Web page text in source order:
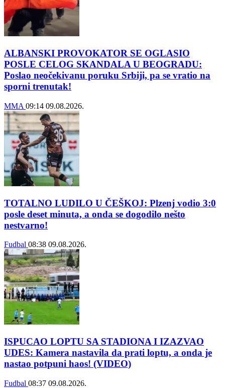
ALBANSKI PROVOKATOR SE OGLASIO
POSLE CELOG SKANDALA U BEOGRADU:
Poslao neočekivanu poruku Srbiji, pa se vratio na
sporni trenutak!
MMA 09:14 09.08.2026.
TOTALNO LUDILO U ČEŠKOJ: Plzenj vodio 3:0
posle deset minuta, a onda se dogodilo nešto
nestvarno!
Fudbal 08:38 09.08.2026.
ISPUCAO LOPTU SA STADIONA I IZAZVAO
UDES: Kamera nastavila da prati loptu, a onda je
nastao potpuni haos! (VIDEO)
Fudbal 08:37 09.08.2026.